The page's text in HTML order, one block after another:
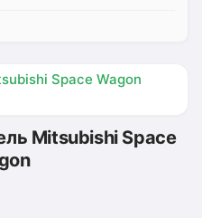
Space Wagon
Mitsubishi Space